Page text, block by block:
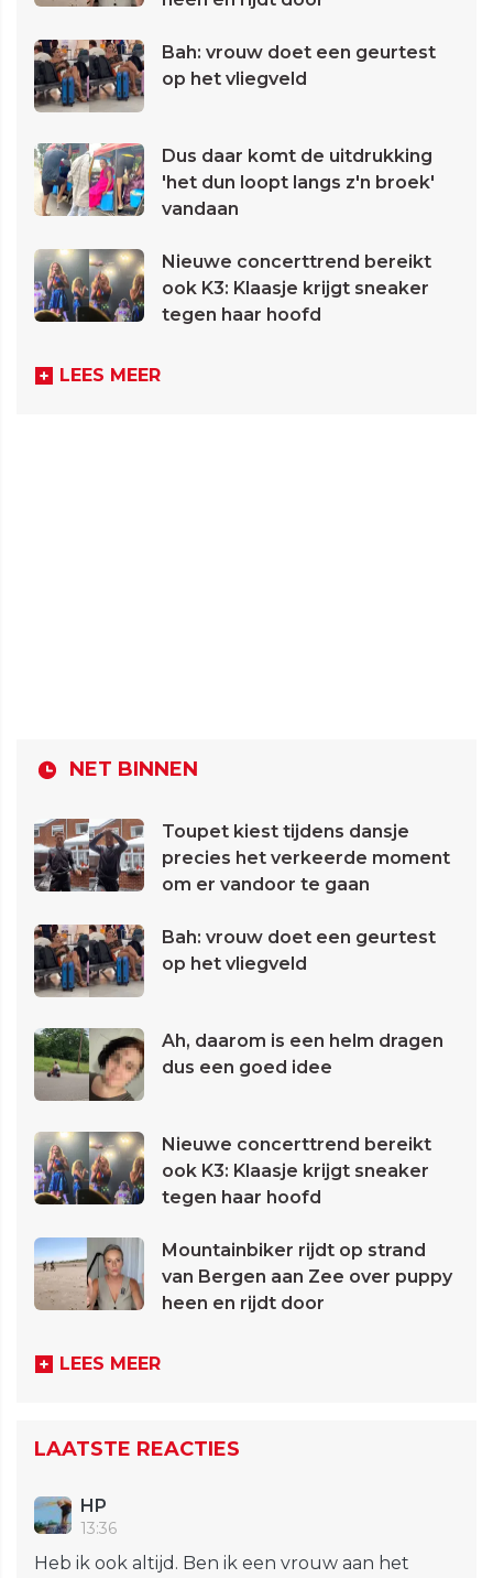
Bah: vrouw doet een geurtest
op het vliegveld
Dus daar komt de uitdrukking
'het dun loopt langs z'n broek'
vandaan
Nieuwe concerttrend bereikt
ook K3: Klaasje krijgt sneaker
tegen haar hoofd
LEES MEER
NET BINNEN
Toupet kiest tijdens dansje
precies het verkeerde moment
om er vandoor te gaan
Bah: vrouw doet een geurtest
op het vliegveld
Ah, daarom is een helm dragen
dus een goed idee
Nieuwe concerttrend bereikt
ook K3: Klaasje krijgt sneaker
tegen haar hoofd
Mountainbiker rijdt op strand
van Bergen aan Zee over puppy
heen en rijdt door
LEES MEER
LAATSTE REACTIES
HP
13:36
Heb ik ook altijd. Ben ik een vrouw aan het